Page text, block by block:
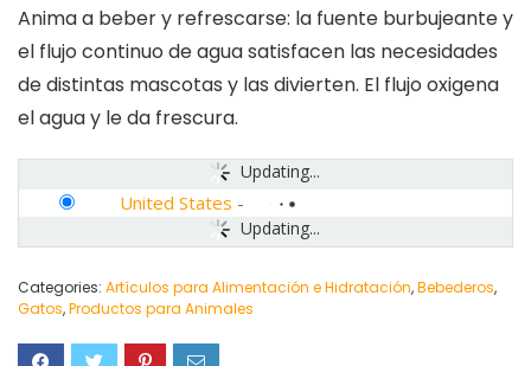
Anima a beber y refrescarse: la fuente burbujeante y
el flujo continuo de agua satisfacen las necesidades
de distintas mascotas y las divierten. El flujo oxigena
el agua y le da frescura.
Updating...
Updating...
United States -
Categories: Artículos para Alimentación e Hidratación,Bebederos,
Gatos,Productos para Animales